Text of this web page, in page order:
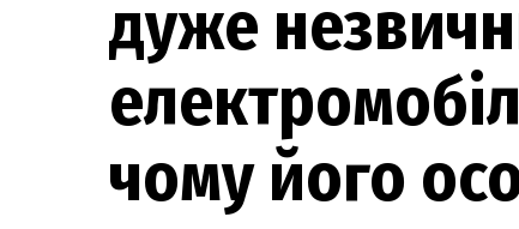
дуже
чому його